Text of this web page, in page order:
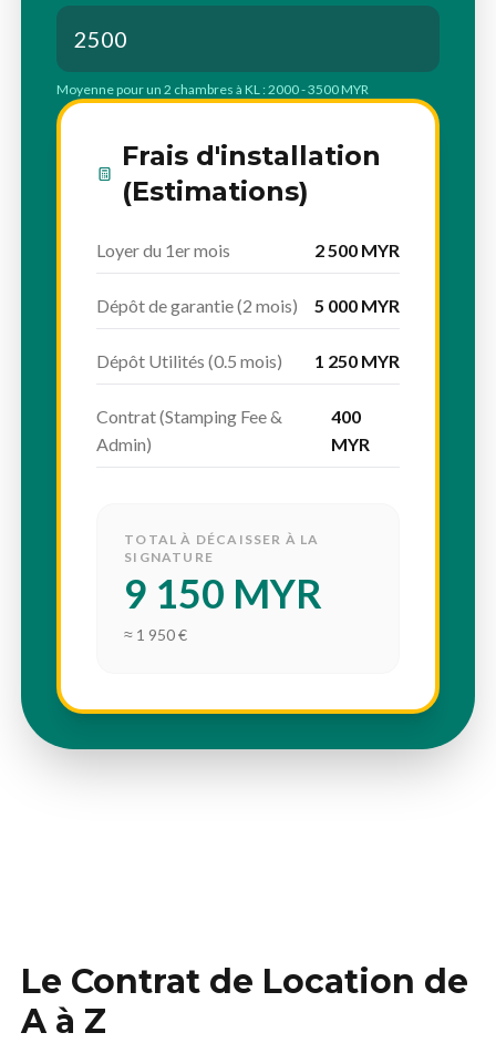
Moyenne pour un 2 chambres à KL : 2000 - 3500 MYR
Frais d'installation
(Estimations)
Loyer du 1er mois 2 500 MYR
Dépôt de garantie (2 mois) 5 000 MYR
Dépôt Utilités (0.5 mois) 1 250 MYR
Contrat (Stamping Fee &
Admin)
400
MYR
TOTAL À DÉCAISSER À LA
SIGNATURE
9 150 MYR
≈ 1 950 €
Le Contrat de Location de
A à Z